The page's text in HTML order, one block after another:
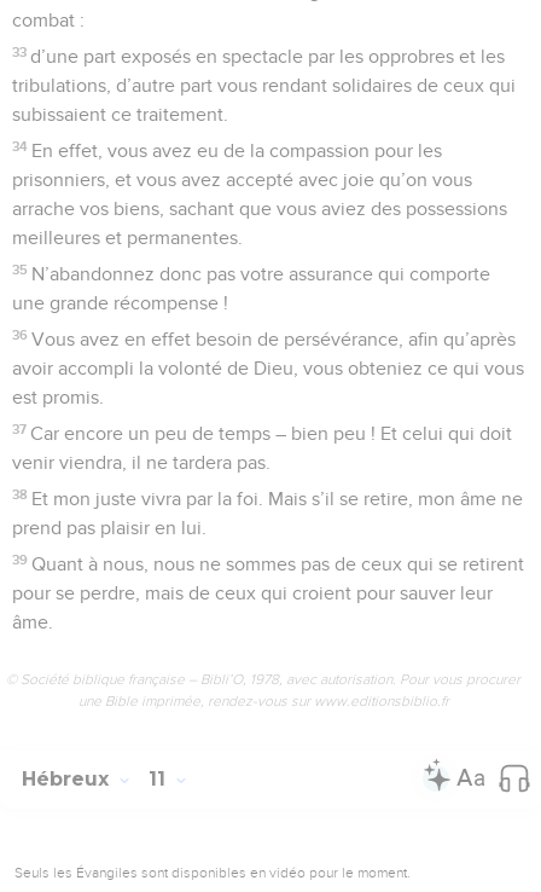
combat :
33 d’une part exposés en spectacle par les opprobres et les
tribulations, d’autre part vous rendant solidaires de ceux qui
subissaient ce traitement.
34 En effet, vous avez eu de la compassion pour les
prisonniers, et vous avez accepté avec joie qu’on vous
arrache vos biens, sachant que vous aviez des possessions
meilleures et permanentes.
35 N’abandonnez donc pas votre assurance qui comporte
une grande récompense !
36 Vous avez en effet besoin de persévérance, afin qu’après
avoir accompli la volonté de Dieu, vous obteniez ce qui vous
est promis.
37 Car encore un peu de temps – bien peu ! Et celui qui doit
venir viendra, il ne tardera pas.
38 Et mon juste vivra par la foi. Mais s’il se retire, mon âme ne
prend pas plaisir en lui.
39 Quant à nous, nous ne sommes pas de ceux qui se retirent
pour se perdre, mais de ceux qui croient pour sauver leur
âme.
© Société biblique française – Bibli’O, 1978, avec autorisation. Pour vous procurer
une Bible imprimée, rendez-vous sur www.editionsbiblio.fr
Hébreux 11
Seuls les Évangiles sont disponibles en vidéo pour le moment.